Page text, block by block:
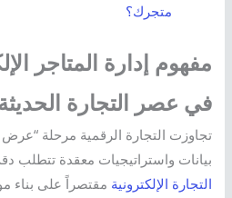
متجرك؟
مفهوم إدارة المتاجر
في عصر التجارة
تجاوزت التجارة الرقمية مرحلة
بيانات واستراتيجيات معقدة تتطلب
التجارة الإلكترونية مقتصراً على بناء